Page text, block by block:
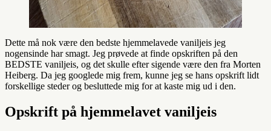
Dette må nok være den bedste hjemmelavede vaniljeis jeg
nogensinde har smagt. Jeg prøvede at finde opskriften på den
BEDSTE vaniljeis, og det skulle efter sigende være den fra Morten
Heiberg. Da jeg googlede mig frem, kunne jeg se hans opskrift lidt
forskellige steder og besluttede mig for at kaste mig ud i den.
Opskrift på hjemmelavet vaniljeis